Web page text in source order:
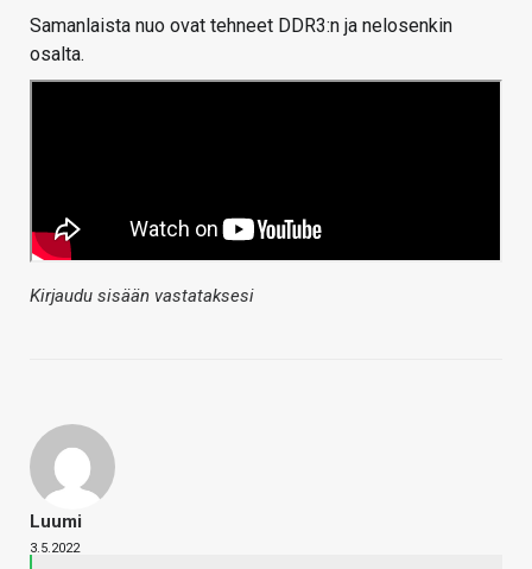
Samanlaista nuo ovat tehneet DDR3:n ja nelosenkin
osalta.
Kirjaudu sisään vastataksesi
Luumi
3.5.2022